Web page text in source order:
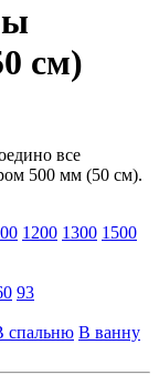
см)
все
500 мм (50 см).
1200 1300 1500
93
спальню В ванну